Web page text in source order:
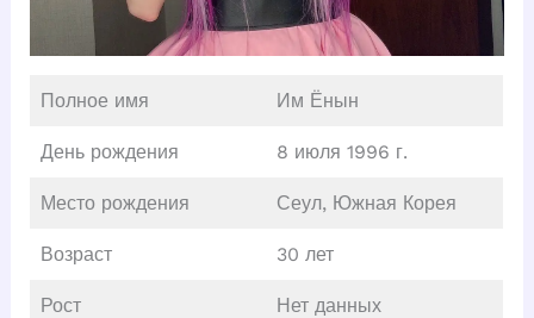
Полное имя Им Ёнын
День рождения 8 июля 1996 г.
Место рождения Сеул, Южная Корея
Возраст 30 лет
Рост Нет данных